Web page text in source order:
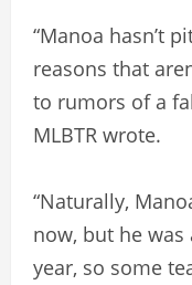
“Manoa hasn’t
reasons that
to rumors of a
MLBTR wrote.
“Naturally,
now, but he was
year, so some